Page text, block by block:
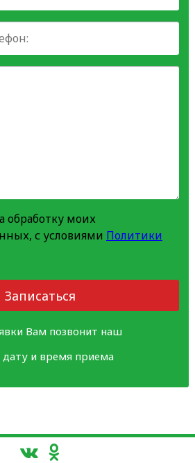
обработку моих
с условиями Политики
Записаться
Вам позвонит наш
дату и время приема